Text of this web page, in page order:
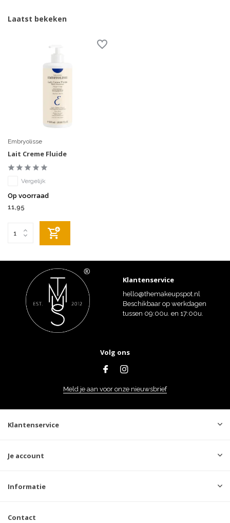
Laatst bekeken
Embryolisse
Lait Creme Fluide
Vergelijk
Op voorraad
11,95
Klantenservice
hello@themakeupspot.nl
Beschikbaar op werkdagen
tussen 09:00u. en 17:00u.
Volg ons
Meld je aan voor onze nieuwsbrief
Klantenservice
Je account
Informatie
Contact